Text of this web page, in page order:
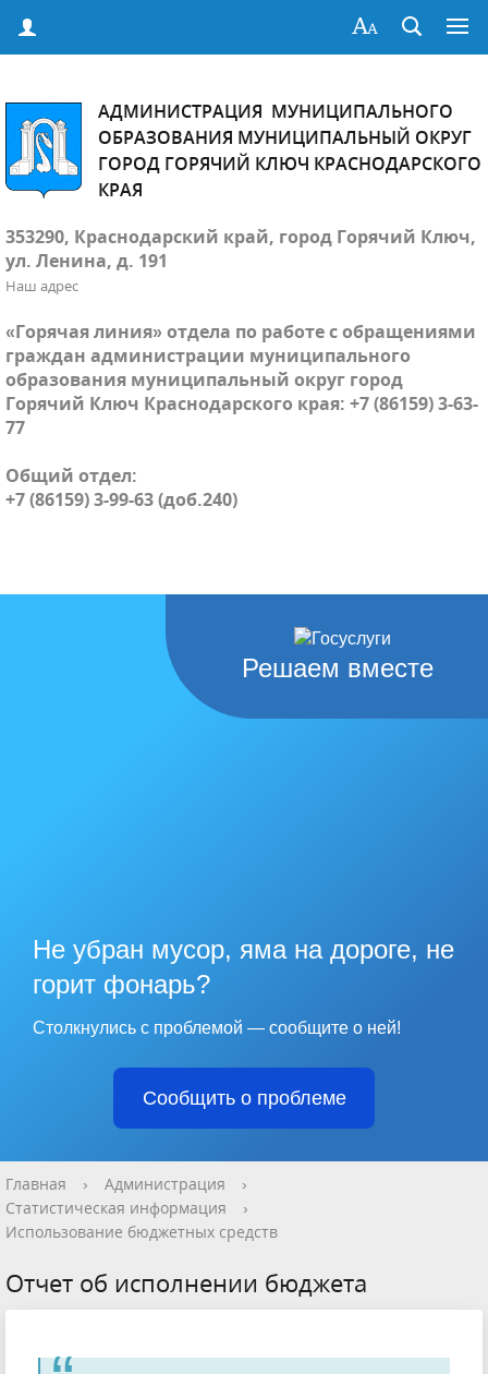
АДМИНИСТРАЦИЯ МУНИЦИПАЛЬНОГО
ОБРАЗОВАНИЯ МУНИЦИПАЛЬНЫЙ ОКРУГ
ГОРОД ГОРЯЧИЙ КЛЮЧ КРАСНОДАРСКОГО
КРАЯ
353290, Краснодарский край, город Горячий Ключ,
ул. Ленина, д. 191
Наш адрес
«Горячая линия» отдела по работе с обращениями
граждан администрации муниципального
образования муниципальный округ город
Горячий Ключ Краснодарского края: +7 (86159) 3-63-
77
Общий отдел:
+7 (86159) 3-99-63 (доб.240)
Решаем вместе
Не убран мусор, яма на дороге, не
горит фонарь?
Столкнулись с проблемой — сообщите о ней!
Сообщить о проблеме
Главная › Администрация
›
Статистическая информация
›
Использование бюджетных средств
Отчет об исполнении бюджета